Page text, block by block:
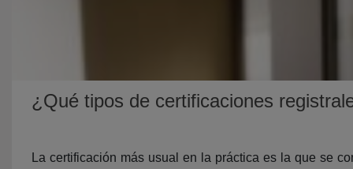
¿Qué tipos de certificaciones
La certificación más usual en la práctica es la que se